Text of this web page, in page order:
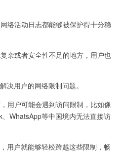
活动日志都能够被保护得十分稳
或者安全性不足的地方，用户也
用户的网络限制问题。
户可能会遇到访问限制，比如像
WhatsApp等中国境内无法直接访
户就能够轻松跨越这些限制，畅